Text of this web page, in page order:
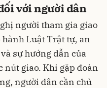
với người dân
người tham gia giao
Luật Trật tự, an
sự hướng dẫn của
nút giao. Khi gặp đoàn
người dân cần chủ